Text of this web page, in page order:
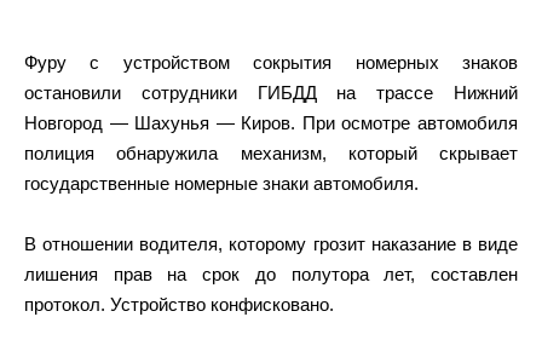
Фуру с устройством сокрытия номерных знаков
остановили сотрудники ГИБДД на трассе Нижний
Новгород — Шахунья — Киров. При осмотре автомобиля
полиция обнаружила механизм, который скрывает
государственные номерные знаки автомобиля.
В отношении водителя, которому грозит наказание в виде
лишения прав на срок до полутора лет, составлен
протокол. Устройство конфисковано.